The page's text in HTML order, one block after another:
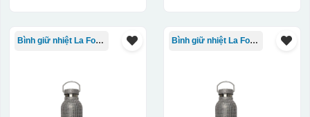
Bình giữ nhiệt La Fonte Bình giữ nhiệt La Fonte